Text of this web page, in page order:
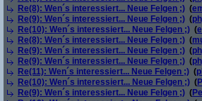
Re(8): Wen´s interessiert... Neue Felgen ;) (
Re(9): Wen´s interessiert... Neue Felgen ;) (
Re(10): Wen´s interessiert... Neue Felgen ;) (
Re(8): Wen´s interessiert... Neue Felgen ;) (
Re(9): Wen´s interessiert... Neue Felgen ;) (
Re(9): Wen´s interessiert... Neue Felgen ;) (
Re(11): Wen´s interessiert... Neue Felgen ;) (
Re(10): Wen´s interessiert... Neue Felgen ;) (
Re(9): Wen´s interessiert... Neue Felgen ;) (